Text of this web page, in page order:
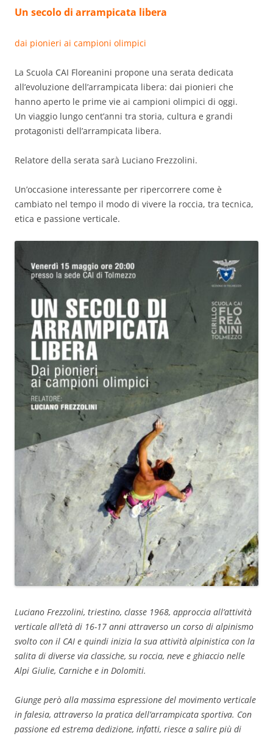
Un secolo di arrampicata libera
dai pionieri ai campioni olimpici
La Scuola CAI Floreanini propone una serata dedicata
all’evoluzione dell’arrampicata libera: dai pionieri che
hanno aperto le prime vie ai campioni olimpici di oggi.
Un viaggio lungo cent’anni tra storia, cultura e grandi
protagonisti dell’arrampicata libera.
Relatore della serata sarà Luciano Frezzolini.
Un’occasione interessante per ripercorrere come è
cambiato nel tempo il modo di vivere la roccia, tra tecnica,
etica e passione verticale.
Luciano Frezzolini, triestino, classe 1968, approccia all’attività
verticale all’età di 16-17 anni attraverso un corso di alpinismo
svolto con il CAI e quindi inizia la sua attività alpinistica con la
salita di diverse via classiche, su roccia, neve e ghiaccio nelle
Alpi Giulie, Carniche e in Dolomiti.
Giunge però alla massima espressione del movimento verticale
in falesia, attraverso la pratica dell’arrampicata sportiva. Con
passione ed estrema dedizione, infatti, riesce a salire più di